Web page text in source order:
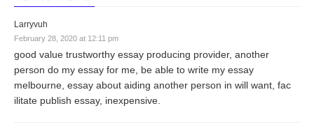
Larryvuh
February 28, 2020 at 12:11 pm
good value trustworthy essay producing provider, another
person do my essay for me, be able to write my essay
melbourne, essay about aiding another person in will want, fac
ilitate publish essay, inexpensive.